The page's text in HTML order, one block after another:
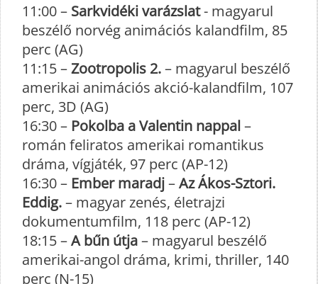
11:00 – Sarkvidéki varázslat- magyarul
beszélő norvég animációs kalandfilm, 85
perc (AG)
11:15 –Zootropolis 2.– magyarul beszélő
amerikai animációs akció-kalandfilm, 107
perc, 3D (AG)
16:30 – Pokolba a Valentin nappal–
román feliratos amerikai romantikus
dráma, vígjáték, 97 perc (AP-12)
16:30 – Ember maradj–Az Ákos-Sztori.
Eddig.– magyar zenés, életrajzi
dokumentumfilm, 118 perc (AP-12)
18:15 –A bűn útja– magyarul beszélő
amerikai-angol dráma, krimi, thriller, 140
perc (N-15)